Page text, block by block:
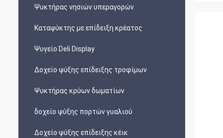
Ψυκτήρας νησιών υπεραγορών
Καταψύκτης με επίδειξη κρέατος
Ψυγείο Deli Display
Δοχείο ψύξης επίδειξης τροφίμων
Ψυκτήρας κρύων δωματίων
δοχείο ψύξης πορτών γυαλιού
Δοχείο ψύξης επίδειξης κέικ